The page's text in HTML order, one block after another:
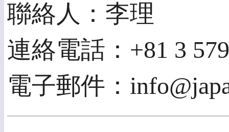
聯絡人：李理
連絡電話：+81 3
電子郵件：